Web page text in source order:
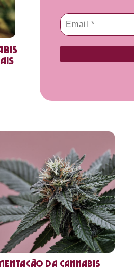
da cannabis